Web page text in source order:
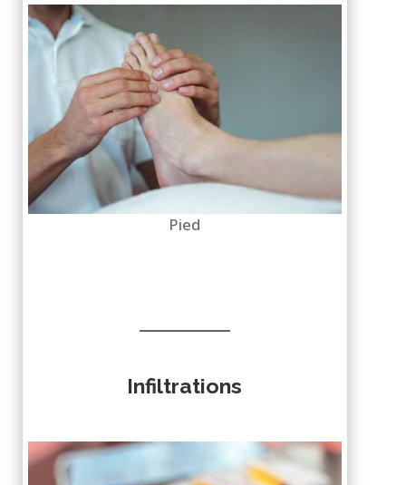
Pied
Infiltrations